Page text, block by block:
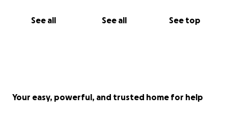
See all See all See top
Your easy, powerful, and trusted home for help